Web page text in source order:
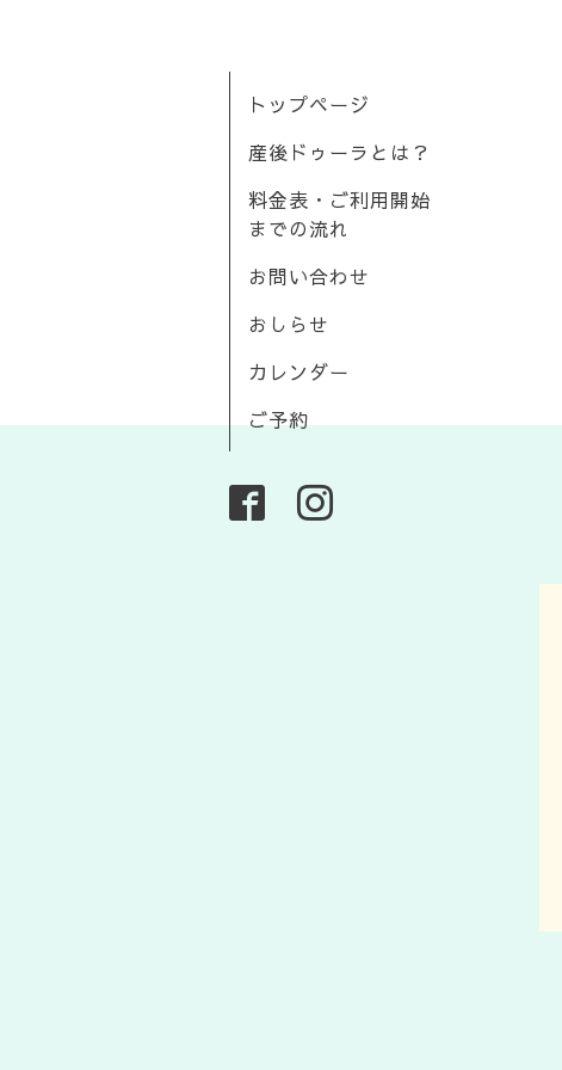
トップページ
産後ドゥーラとは？
料金表・ご利用開始
までの流れ
お問い合わせ
おしらせ
カレンダー
ご予約